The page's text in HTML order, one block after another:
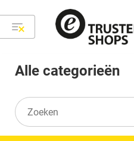
Alle categorieën